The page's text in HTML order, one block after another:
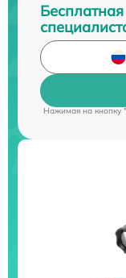
Нажимая на кнопку